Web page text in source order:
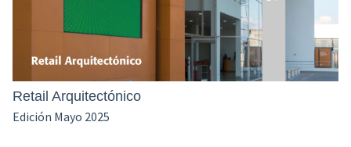
Retail Arquitectónico
Edición Mayo 2025